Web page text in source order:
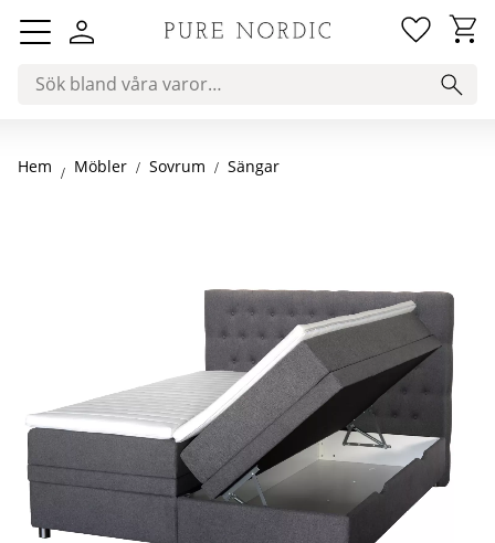
Meny
Hem Möbler Sovrum Sängar